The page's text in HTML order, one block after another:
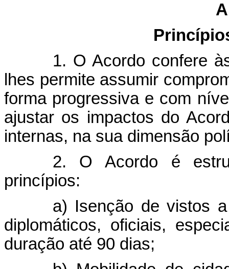
1. O Acordo confere
lhes permite assumir
forma progressiva e com
ajustar os impactos do
internas, na sua dimensão
2. O Acordo é
princípios:
a) Isenção de vistos
diplomáticos, oficiais,
duração até 90 dias;